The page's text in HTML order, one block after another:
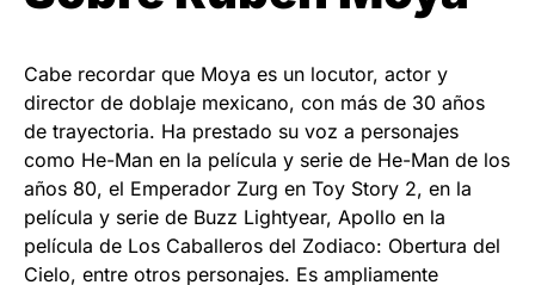
Cabe recordar que Moya es un locutor, actor y
director de doblaje mexicano, con más de 30 años
de trayectoria. Ha prestado su voz a personajes
como He-Man en la película y serie de He-Man de los
años 80, el Emperador Zurg en Toy Story 2, en la
película y serie de Buzz Lightyear, Apollo en la
película de Los Caballeros del Zodiaco: Obertura del
Cielo, entre otros personajes. Es ampliamente